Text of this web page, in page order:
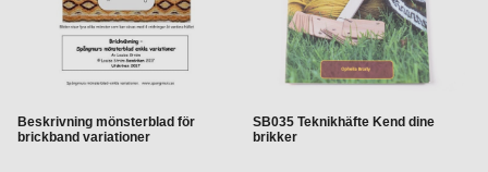
Öva regelbundet:
Som med alla hantverk förbättras dina
färdigheter med övning.
Sök inspiration:
Det finns många resurser online,
Handla hos Korps.se
Beskrivning mönsterblad för
brickband variationer
SB035 Teknikhäfte Kend dine
brikker